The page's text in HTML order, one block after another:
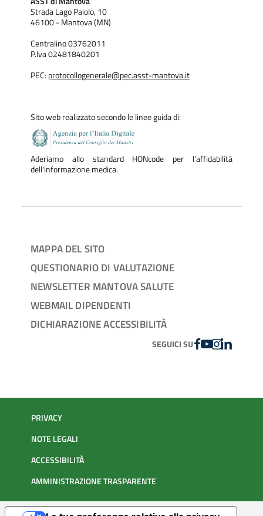
Strada Lago Paiolo, 10
46100 - Mantova (MN)
Centralino 03762011
P.Iva 02481840201
PEC: protocollogenerale@pec.asst-mantova.it
Sito web realizzato secondo le linee guida di:
Aderiamo allo standard HONcode per l'affidabilità
dell'informazione medica.
MAPPA DEL SITO
QUESTIONARIO DI VALUTAZIONE
NEWSLETTER MANTOVA SALUTE
WEBMAIL DIPENDENTI
DICHIARAZIONE ACCESSIBILITÀ
SEGUICI SUFACEBOOK
YOUTUBE
INSTAGRAM
LINKEDIN
PRIVACY
NOTE LEGALI
ACCESSIBILITÀ
AMMINISTRAZIONE TRASPARENTE